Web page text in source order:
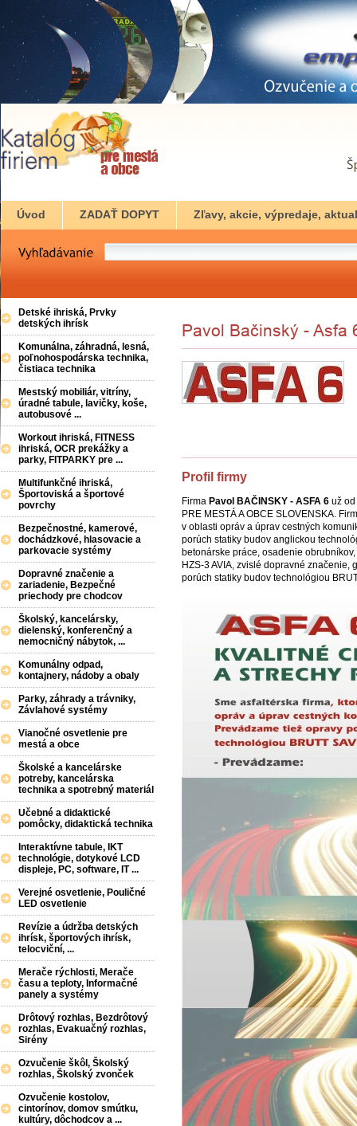
Úvod ZADAŤ DOPYT Zľavy, akcie, výpredaje,
Profil firmy
Firma Pavol BAČINSKY - ASFA 6 už od
PRE MESTÁ A OBCE SLOVENSKA.
v oblasti opráv a úprav cestných
porúch statiky budov anglickou
betonárske práce, osadenie
HZS-3 AVIA, zvislé dopravné
porúch statiky budov technológiou
Detské ihriská, Prvky
detských ihrísk
Komunálna, záhradná, lesná,
poľnohospodárska technika,
čistiaca technika
Mestský mobiliár, vitríny,
úradné tabule, lavičky, koše,
autobusové ...
Workout ihriská, FITNESS
ihriská, OCR prekážky a
parky, FITPARKY pre ...
Multifunkčné ihriská,
Športoviská a športové
povrchy
Bezpečnostné, kamerové,
dochádzkové, hlasovacie a
parkovacie systémy
Dopravné značenie a
zariadenie, Bezpečné
priechody pre chodcov
Školský, kancelársky,
dielenský, konferenčný a
nemocničný nábytok, ...
Komunálny odpad,
kontajnery, nádoby a obaly
Parky, záhrady a trávniky,
Závlahové systémy
Vianočné osvetlenie pre
mestá a obce
Školské a kancelárske
potreby, kancelárska
technika a spotrebný materiál
Učebné a didaktické
pomôcky, didaktická technika
Interaktívne tabule, IKT
technológie, dotykové LCD
displeje, PC, software, IT ...
Verejné osvetlenie, Pouličné
LED osvetlenie
Revízie a údržba detských
ihrísk, športových ihrísk,
telocviční, ...
Merače rýchlosti, Merače
času a teploty, Informačné
panely a systémy
Drôtový rozhlas, Bezdrôtový
rozhlas, Evakuačný rozhlas,
Sirény
Ozvučenie škôl, Školský
rozhlas, Školský zvonček
Ozvučenie kostolov,
cintorínov, domov smútku,
kultúry, dôchodcov a ...